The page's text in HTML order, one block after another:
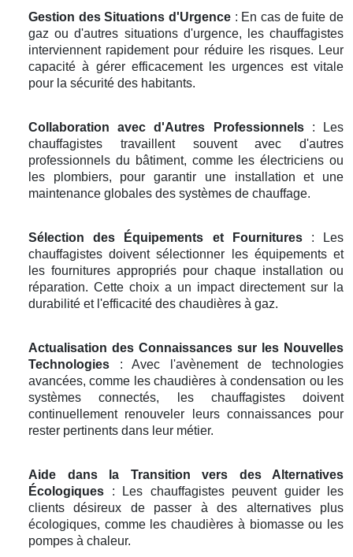
Gestion des Situations d'Urgence : En cas de fuite de
gaz ou d'autres situations d'urgence, les chauffagistes
interviennent rapidement pour réduire les risques. Leur
capacité à gérer efficacement les urgences est vitale
pour la sécurité des habitants.
Collaboration avec d'Autres Professionnels: Les
chauffagistes travaillent souvent avec d'autres
professionnels du bâtiment, comme les électriciens ou
les plombiers, pour garantir une installation et une
maintenance globales des systèmes de chauffage.
Sélection des Équipements et Fournitures: Les
chauffagistes doivent sélectionner les équipements et
les fournitures appropriés pour chaque installation ou
réparation. Cette choix a un impact directement sur la
durabilité et l'efficacité des chaudières à gaz.
Actualisation des Connaissances sur les Nouvelles
Technologies : Avec l'avènement de technologies
avancées, comme les chaudières à condensation ou les
systèmes connectés, les chauffagistes doivent
continuellement renouveler leurs connaissances pour
rester pertinents dans leur métier.
Aide dans la Transition vers des Alternatives
Écologiques : Les chauffagistes peuvent guider les
clients désireux de passer à des alternatives plus
écologiques, comme les chaudières à biomasse ou les
pompes à chaleur.